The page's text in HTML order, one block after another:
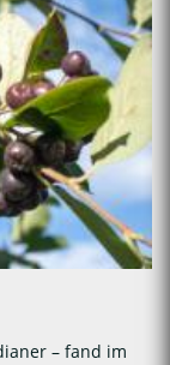
– fand im